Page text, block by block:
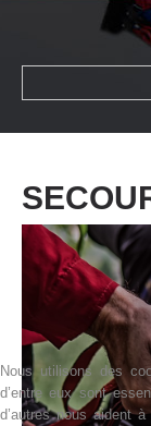
Nous utilisons des
d’entre eux sont
d’autres nous aident